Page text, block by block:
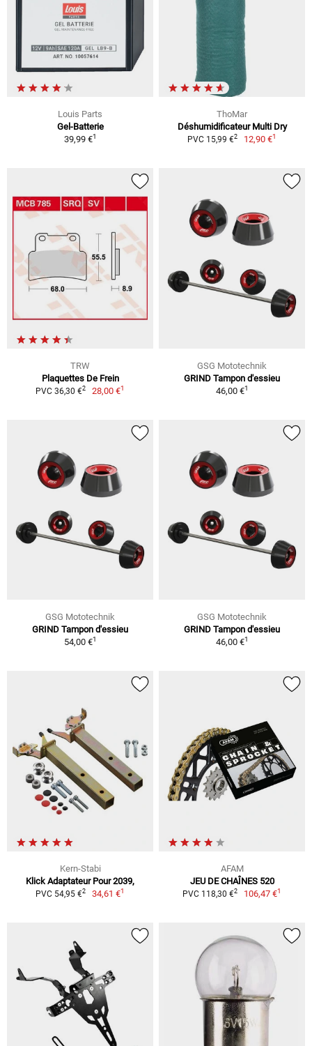
Louis Parts
Gel-Batterie
39,99 €1
ThoMar
Déshumidificateur Multi Dry
PVC 15,99 €2 12,90 €1
TRW
Plaquettes De Frein
PVC 36,30 €2 28,00 €1
GSG Mototechnik
GRIND Tampon d'essieu
46,00 €1
GSG Mototechnik
GRIND Tampon d'essieu
54,00 €1
GSG Mototechnik
GRIND Tampon d'essieu
46,00 €1
Kern-Stabi
Klick Adaptateur Pour 2039,
PVC 54,95 €2 34,61 €1
AFAM
JEU DE CHAÎNES 520
PVC 118,30 €2 106,47 €1